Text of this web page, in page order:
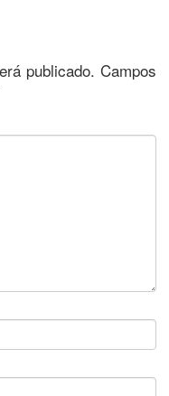
publicado. Campos